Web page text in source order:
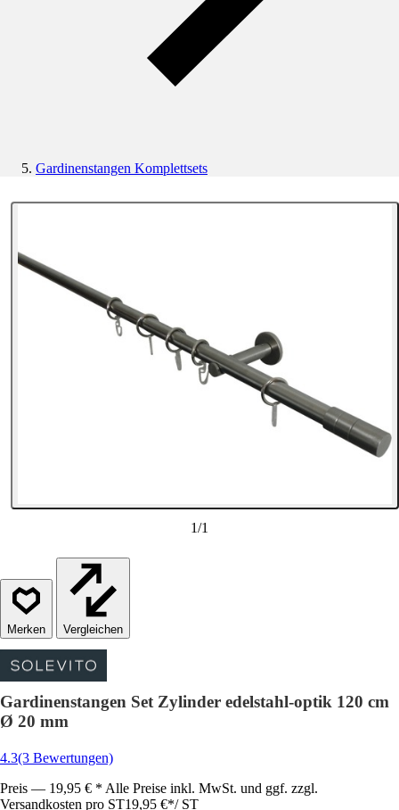
Gardinenstangen Komplettsets
1/1
Vergleichen
Gardinenstangen Set Zylinder edelstahl-optik 120 cm
Ø 20 mm
4.3(3 Bewertungen)
Preis — 19,95 € * Alle Preise inkl. MwSt. und ggf. zzgl.
Versandkosten pro ST19,95 €*/ ST